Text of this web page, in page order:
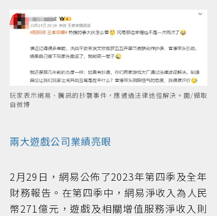
玩家表示網易、騰訊的抄襲事件，應通過法律途徑解決。圖/擷取
自微博
兩大遊戲公司業績亮眼
2月29日，網易公佈了2023年第四季及全年
財務報告。在第四季中，網易淨收入為人民
幣271億元，遊戲及相關增值服務淨收入則